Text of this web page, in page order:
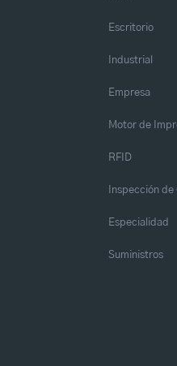
Escritorio
Industrial
Empresa
Motor de
RFID
Inspección
Especialidad
Suministros